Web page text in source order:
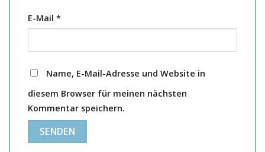
E-Mail *
Name, E-Mail-Adresse und Website in
diesem Browser für meinen nächsten
Kommentar speichern.